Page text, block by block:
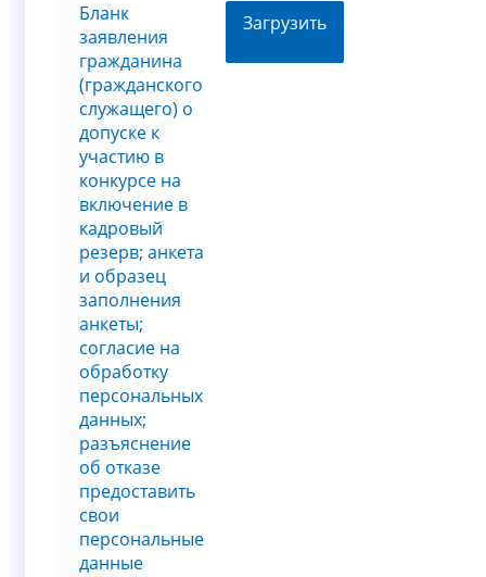
Бланк
заявления
гражданина
(гражданского
служащего) о
допуске к
участию в
конкурсе на
включение в
кадровый
резерв; анкета
и образец
заполнения
анкеты;
согласие на
обработку
персональных
данных;
разъяснение
об отказе
предоставить
свои
персональные
данные
Загрузить